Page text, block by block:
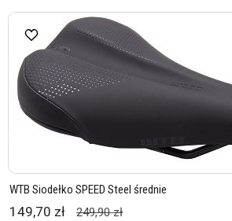
WTB Siodełko SPEED Steel średnie
149,70 zł 249,90 zł